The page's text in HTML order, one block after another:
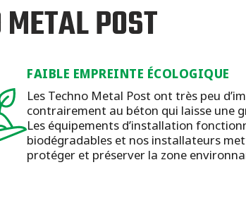
POST
FAIBLE EMPREINTE ÉCOLOGIQUE
Les Techno Metal Post ont très peu
contrairement au béton qui laisse une
Les équipements d’installation
biodégradables et nos installateurs
protéger et préserver la zone